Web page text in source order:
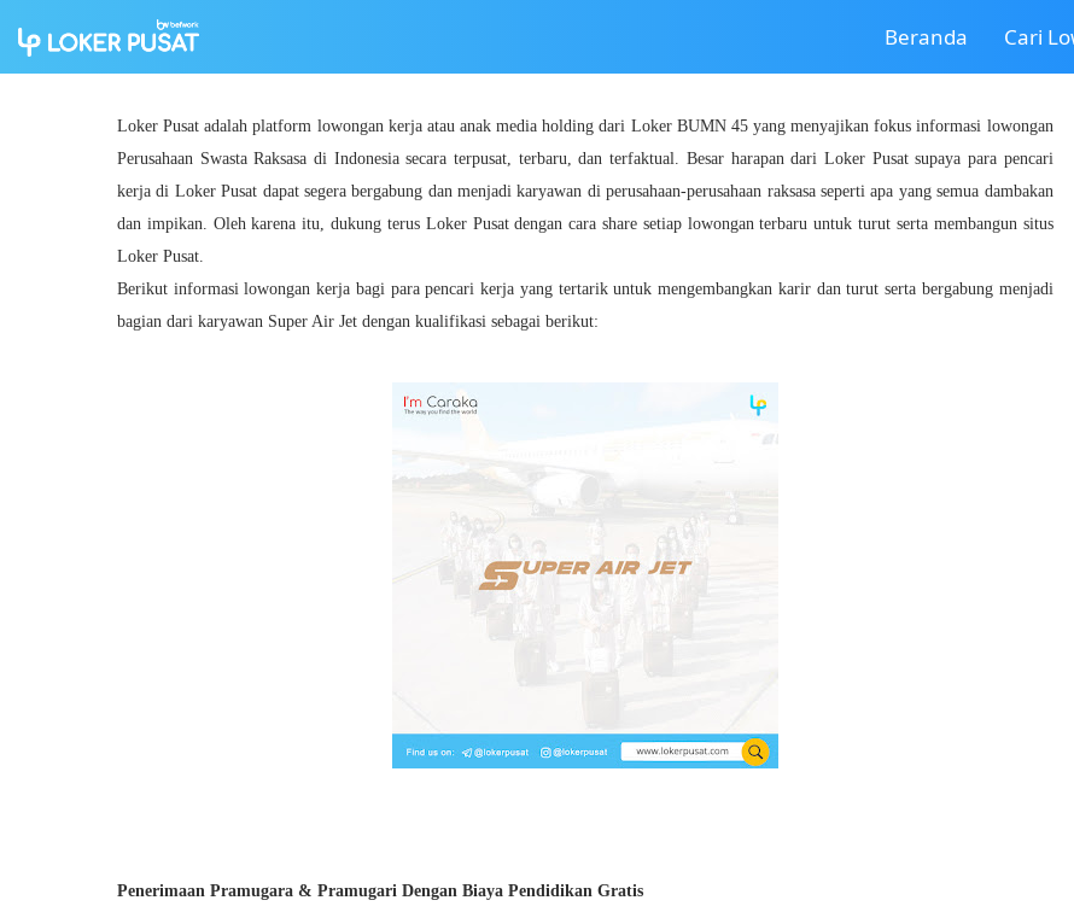
Beranda Cari
Loker Pusat adalah platform lowongan kerja atau anak media holding dari Loker BUMN 45 yang menyajikan fokus informasi lowongan
Perusahaan Swasta Raksasa di Indonesia secara terpusat, terbaru, dan terfaktual. Besar harapan dari Loker Pusat supaya para pencari
kerja di Loker Pusat dapat segera bergabung dan menjadi karyawan di perusahaan-perusahaan raksasa seperti apa yang semua dambakan
dan impikan. Oleh karena itu, dukung terus Loker Pusat dengan cara share setiap lowongan terbaru untuk turut serta membangun situs
Loker Pusat.
Berikut informasi lowongan kerja bagi para pencari kerja yang tertarik untuk mengembangkan karir dan turut serta bergabung menjadi
bagian dari karyawan Super Air Jet dengan kualifikasi sebagai berikut:
Penerimaan Pramugara & Pramugari Dengan Biaya Pendidikan Gratis